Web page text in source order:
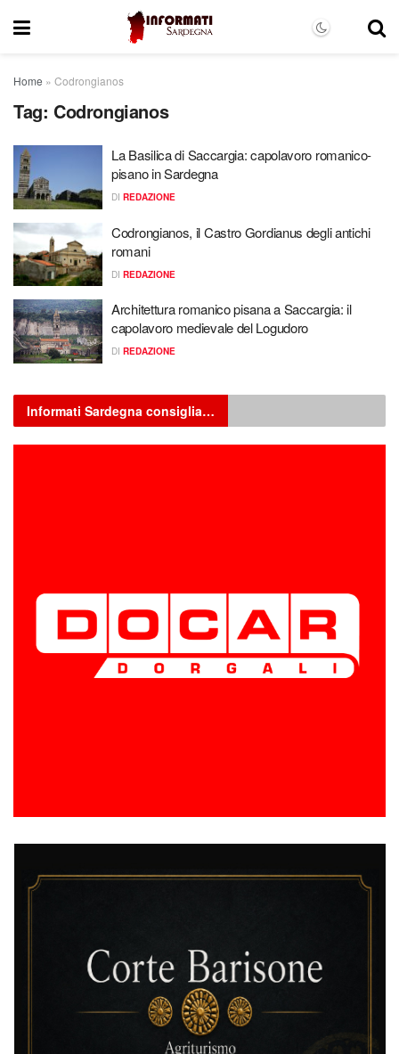
Home » Codrongianos
Tag: Codrongianos
La Basilica di Saccargia: capolavoro romanico-
pisano in Sardegna
DI REDAZIONE
Codrongianos, il Castro Gordianus degli antichi
romani
DI REDAZIONE
Architettura romanico pisana a Saccargia: il
capolavoro medievale del Logudoro
DI REDAZIONE
Informati Sardegna consiglia…